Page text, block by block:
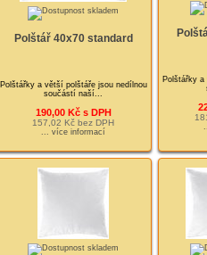
Polštář 40x70 standard
Polštářky a větší polštáře jsou nedílnou
součástí naší...
190,00 Kč s DPH
157,02 Kč bez DPH
... více informací
Polštářky a